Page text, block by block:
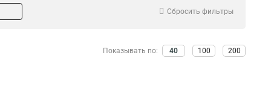
Сбросить фильтры
Показывать по: 40 100 200